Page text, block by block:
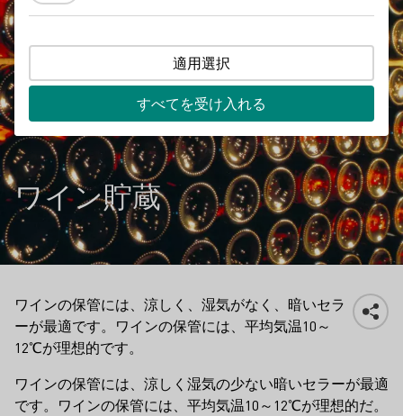
ワイン貯蔵
ワインの保管には、涼しく、湿気がなく、暗いセラ
ーが最適です。ワインの保管には、平均気温10～
12℃が理想的です。
ワインの保管には、涼しく湿気の少ない暗いセラーが最適
です。ワインの保管には、平均気温10～12℃が理想的だ。
適用選択
すべてを受け入れる